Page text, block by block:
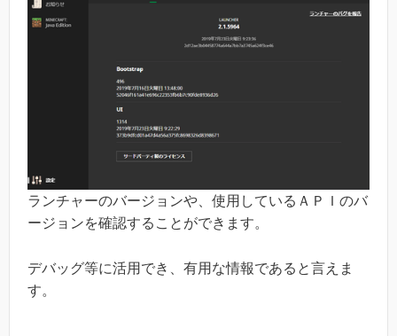
ランチャーのバージョンや、使用しているＡＰＩのバ
ージョンを確認することができます。
デバッグ等に活用でき、有用な情報であると言えま
す。